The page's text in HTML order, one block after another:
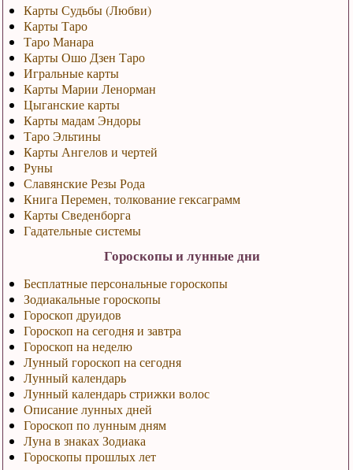
Карты Судьбы (Любви)
Карты Таро
Таро Манара
Карты Ошо Дзен Таро
Игральные карты
Карты Марии Ленорман
Цыганские карты
Карты мадам Эндоры
Таро Эльтины
Карты Ангелов и чертей
Руны
Славянские Резы Рода
Книга Перемен, толкование гексаграмм
Карты Сведенборга
Гадательные системы
Гороскопы и лунные дни
Бесплатные персональные гороскопы
Зодиакальные гороскопы
Гороскоп друидов
Гороскоп на сегодня и завтра
Гороскоп на неделю
Лунный гороскоп на сегодня
Лунный календарь
Лунный календарь стрижки волос
Описание лунных дней
Гороскоп по лунным дням
Луна в знаках Зодиака
Гороскопы прошлых лет